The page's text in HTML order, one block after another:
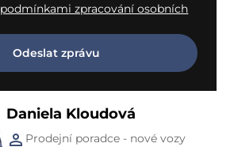
podmínkami zpracování osobních
Daniela Kloudová
Prodejní poradce - nové vozy